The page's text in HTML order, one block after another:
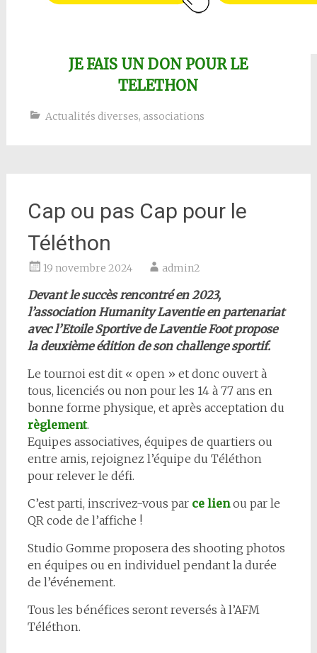
JE FAIS UN DON POUR LE
TELETHON
Actualités diverses, associations
Cap ou pas Cap pour le
Téléthon
19 novembre 2024 admin2
Devant le succès rencontré en 2023,
l’association Humanity Laventie en partenariat
avec l’Etoile Sportive de Laventie Foot propose
la deuxième édition de son challenge sportif.
Le tournoi est dit « open » et donc ouvert à
tous, licenciés ou non pour les 14 à 77 ans en
bonne forme physique, et après acceptation du
règlement.
Equipes associatives, équipes de quartiers ou
entre amis, rejoignez l’équipe du Téléthon
pour relever le défi.
C’est parti, inscrivez-vous par ce lienou par le
QR code de l’affiche !
Studio Gomme proposera des shooting photos
en équipes ou en individuel pendant la durée
de l’événement.
Tous les bénéfices seront reversés à l’AFM
Téléthon.